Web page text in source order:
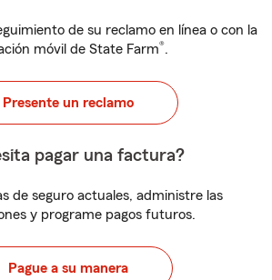
de su reclamo en línea o con la
móvil de State Farm®.
Presente un reclamo
pagar una factura?
de seguro actuales, administre las
y programe pagos futuros.
Pague a su manera